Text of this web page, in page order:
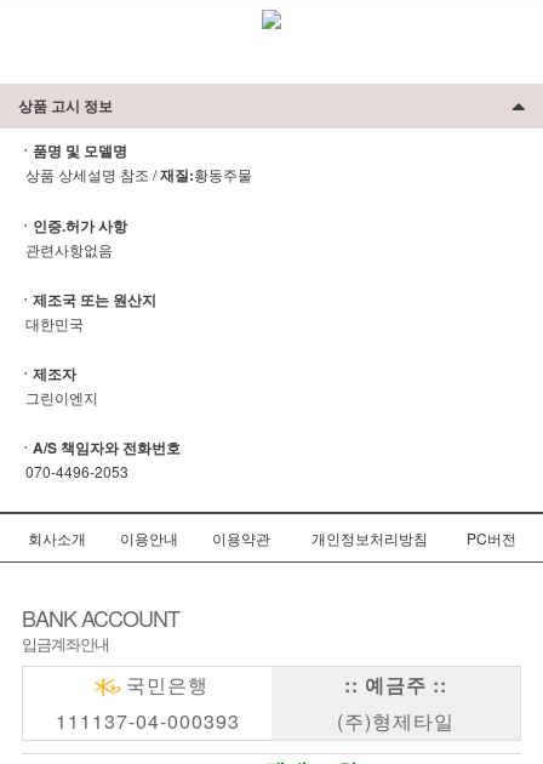
상품 고시 정보
ㆍ품명 및 모델명
상품 상세설명 참조 /재질:황동주물
ㆍ인증.허가 사항
관련사항없음
ㆍ제조국 또는 원산지
대한민국
ㆍ제조자
그린이엔지
ㆍA/S 책임자와 전화번호
070-4496-2053
회사소개 이용안내 이용약관 개인정보처리방침 PC버전
BANK ACCOUNT
입금계좌안내
국민은행
111137-04-000393
:: 예금주 ::
(주)형제타일